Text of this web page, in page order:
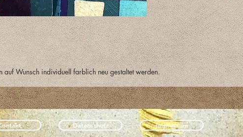
auf Wunsch individuell farblich neu gestaltet werden.
Datenschutz Impressum